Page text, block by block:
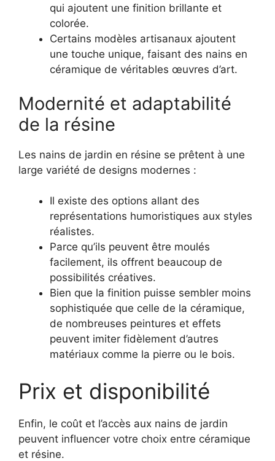
qui ajoutent une finition brillante et
colorée.
Certains modèles artisanaux ajoutent
une touche unique, faisant des nains en
céramique de véritables œuvres d’art.
Modernité et adaptabilité
de la résine
Les nains de jardin en résine se prêtent à une
large variété de designs modernes :
Il existe des options allant des
représentations humoristiques aux styles
réalistes.
Parce qu’ils peuvent être moulés
facilement, ils offrent beaucoup de
possibilités créatives.
Bien que la finition puisse sembler moins
sophistiquée que celle de la céramique,
de nombreuses peintures et effets
peuvent imiter fidèlement d’autres
matériaux comme la pierre ou le bois.
Prix et disponibilité
Enfin, le coût et l’accès aux nains de jardin
peuvent influencer votre choix entre céramique
et résine.